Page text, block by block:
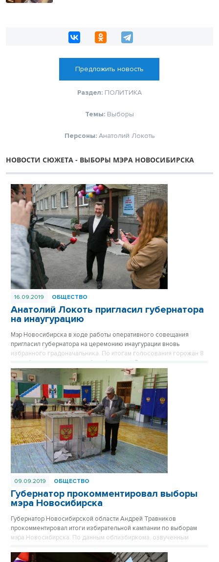
Предложить новость
Раздел: ПОЛИТИКА
Темы: Выборы
Персоны: Анатолий Локоть
НОВОСТИ СЮЖЕТА - ВЫБОРЫ МЭРА НОВОСИБИРСКА
16.09.2019 ОБЩЕСТВО
Анатолий Локоть пригласил губернатора
на инаугурацию
Мэр Новосибирска в ходе работы оперативного совещания
пригласил губернатора на церемонию инаугурации вновь
избранного градоначальника. По итогам голосования горожан 8
сентября мэром города избран Анатолий Локоть.
09.09.2019 ОБЩЕСТВО
Губернатор прокомментировал выборы
мэра Новосибирска
Губернатор Новосибирской области Андрей Травников
прокомментировал итоги избирательной кампании по выборам
мэра Новосибирска. По данным облизбиркома, озвученным
правительстве, Анатолий Локоть на выборах мэра Новосибирска